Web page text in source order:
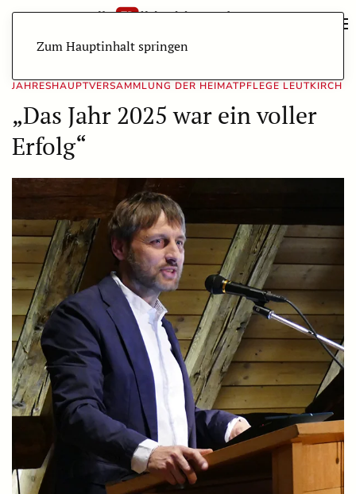
Zum Hauptinhalt springen
JAHRESHAUPTVERSAMMLUNG DER HEIMATPFLEGE LEUTKIRCH
„Das Jahr 2025 war ein voller
Erfolg“